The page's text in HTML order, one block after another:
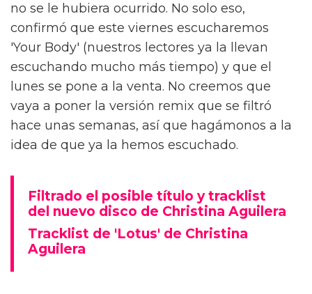
no se le hubiera ocurrido. No solo eso,
confirmó que este viernes escucharemos
'Your Body' (nuestros lectores ya la llevan
escuchando mucho más tiempo) y que el
lunes se pone a la venta. No creemos que
vaya a poner la versión remix que se filtró
hace unas semanas, así que hagámonos a la
idea de que ya la hemos escuchado.
Filtrado el posible título y tracklist
del nuevo disco de Christina Aguilera
Tracklist de 'Lotus' de Christina
Aguilera